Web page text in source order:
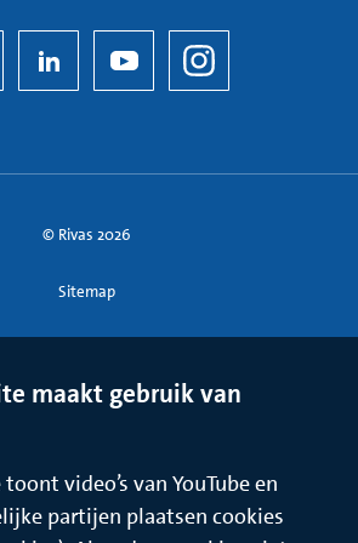
© Rivas 2026
Sitemap
maakt gebruik van
video’s van YouTube en
partijen plaatsen cookies